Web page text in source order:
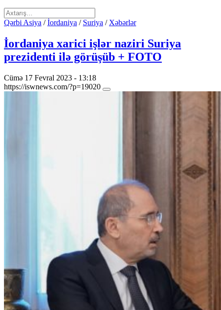
Qərbi Asiya /İordaniya / Suriya / Xəbərlər
İordaniya xarici işlər naziri Suriya
prezidenti ilə görüşüb + FOTO
Cümə 17 Fevral 2023 - 13:18
https://iswnews.com/?p=19020